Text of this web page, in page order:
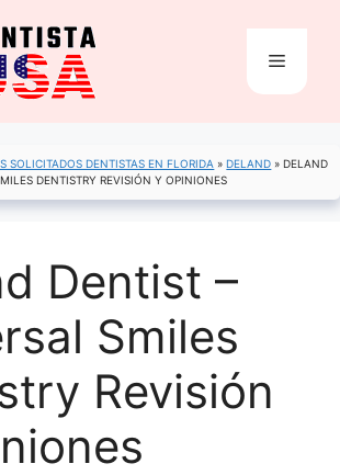
Menú
SOLICITADOS DENTISTAS EN FLORIDA »DELAND »DELAND
DENTISTRY REVISIÓN Y OPINIONES
Dentist –
Smiles
Revisión